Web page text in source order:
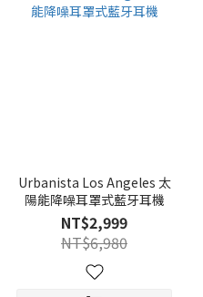
Urbanista Los Angeles 太
陽能降噪耳罩式藍牙耳機
NT$2,999
NT$6,980